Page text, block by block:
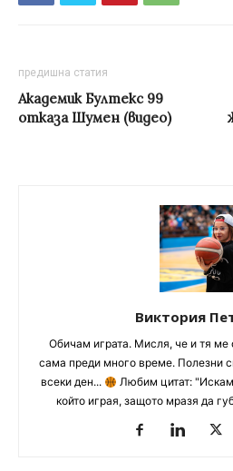
предишна статия
Академик Бултекс 99
отказа Шумен (видео)
Виктория
Обичам играта. Мисля, че и тя ме
сама преди много време. Полезни
всеки ден...
Любим цитат:
който играя, защото мразя да